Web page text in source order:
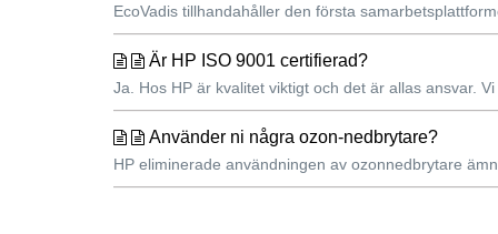
EcoVadis tillhandahåller den första
Är HP ISO 9001 certifierad?
Ja. Hos HP är kvalitet viktigt och det är allas ansvar.
Använder ni några ozon-nedbrytare?
HP eliminerade användningen av ozonnedbrytare